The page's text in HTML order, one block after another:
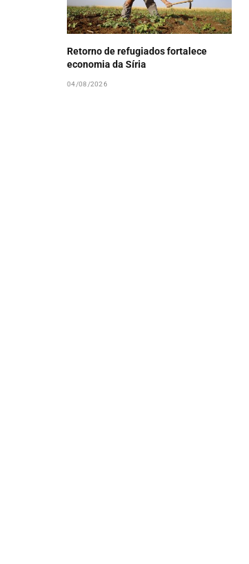
Retorno de refugiados fortalece
economia da Síria
04/08/2026